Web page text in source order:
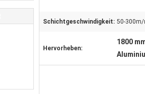
Schichtgeschwindigkeit: 50-300m/
Hervorheben:
1800